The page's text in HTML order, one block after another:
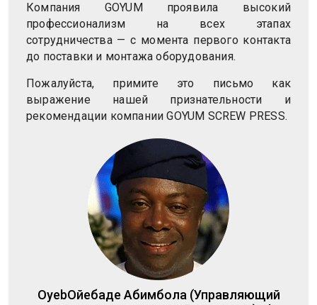
Компания GOYUM проявила высокий
профессионализм на всех этапах
сотрудничества — с момента первого контакта
до поставки и монтажа оборудования.
Пожалуйста, примите это письмо как
выражение нашей признательности и
рекомендации компании GOYUM SCREW PRESS.
OyebОйебаде Абимбола (Управляющий